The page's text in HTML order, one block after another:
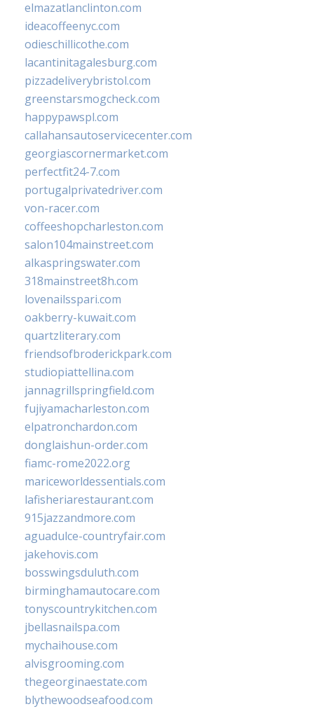
elmazatlanclinton.com
ideacoffeenyc.com
odieschillicothe.com
lacantinitagalesburg.com
pizzadeliverybristol.com
greenstarsmogcheck.com
happypawspl.com
callahansautoservicecenter.com
georgiascornermarket.com
perfectfit24-7.com
portugalprivatedriver.com
von-racer.com
coffeeshopcharleston.com
salon104mainstreet.com
alkaspringswater.com
318mainstreet8h.com
lovenailsspari.com
oakberry-kuwait.com
quartzliterary.com
friendsofbroderickpark.com
studiopiattellina.com
jannagrillspringfield.com
fujiyamacharleston.com
elpatronchardon.com
donglaishun-order.com
fiamc-rome2022.org
mariceworldessentials.com
lafisheriarestaurant.com
915jazzandmore.com
aguadulce-countryfair.com
jakehovis.com
bosswingsduluth.com
birminghamautocare.com
tonyscountrykitchen.com
jbellasnailspa.com
mychaihouse.com
alvisgrooming.com
thegeorginaestate.com
blythewoodseafood.com